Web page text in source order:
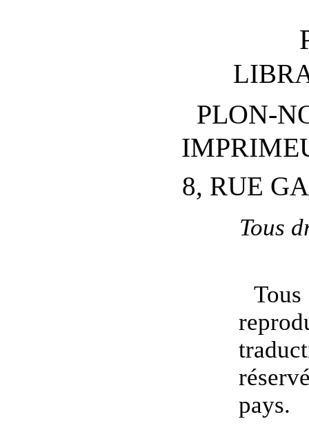
PLON-
8, RUE
Tous
pays.